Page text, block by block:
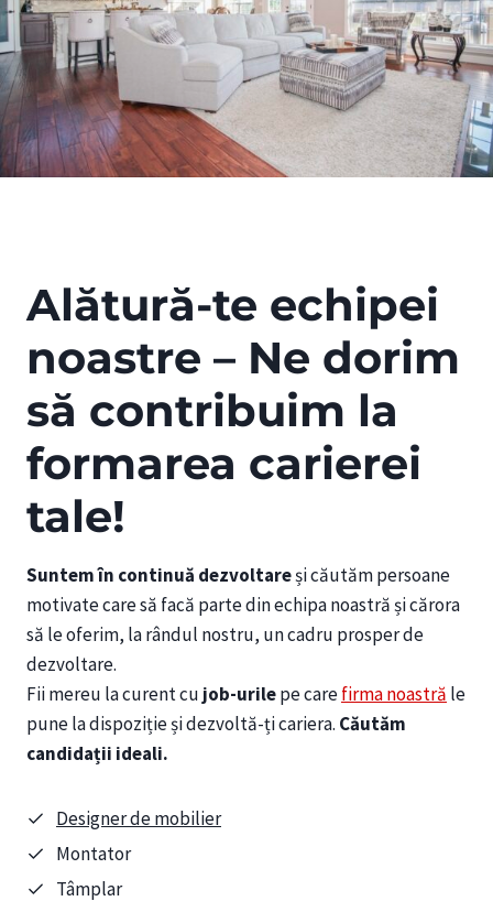
Alătură-te echipei
noastre – Ne dorim
să contribuim la
formarea carierei
tale!
Suntem în continuă dezvoltareși căutăm persoane
motivate care să facă parte din echipa noastră și cărora
să le oferim, la rândul nostru, un cadru prosper de
dezvoltare.
Fii mereu la curent cu job-urilepe carefirma noastră le
pune la dispoziție și dezvoltă-ți cariera. Căutăm
candidații ideali.
Designer de mobilier
Montator
Tâmplar